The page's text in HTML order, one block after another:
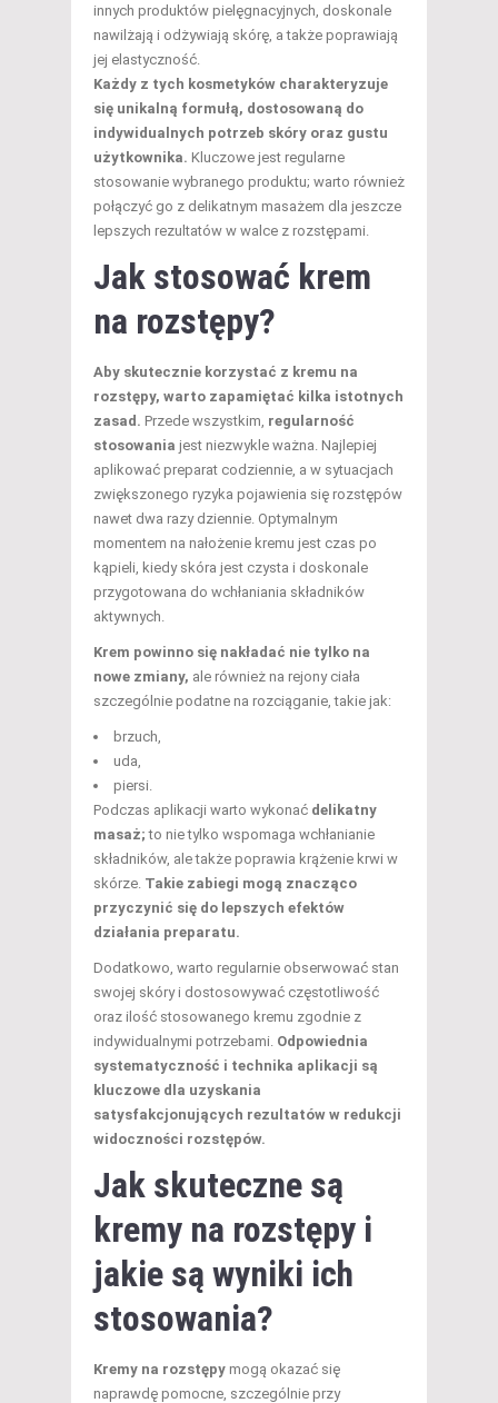
innych produktów pielęgnacyjnych, doskonale
nawilżają i odżywiają skórę, a także poprawiają
jej elastyczność.
Każdy z tych kosmetyków charakteryzuje
się unikalną formułą, dostosowaną do
indywidualnych potrzeb skóry oraz gustu
użytkownika. Kluczowe jest regularne
stosowanie wybranego produktu; warto również
połączyć go z delikatnym masażem dla jeszcze
lepszych rezultatów w walce z rozstępami.
Jak stosować krem
na rozstępy?
Aby skutecznie korzystać z kremu na
rozstępy, warto zapamiętać kilka istotnych
zasad. Przede wszystkim, regularność
stosowania jest niezwykle ważna. Najlepiej
aplikować preparat codziennie, a w sytuacjach
zwiększonego ryzyka pojawienia się rozstępów
nawet dwa razy dziennie. Optymalnym
momentem na nałożenie kremu jest czas po
kąpieli, kiedy skóra jest czysta i doskonale
przygotowana do wchłaniania składników
aktywnych.
Krem powinno się nakładać nie tylko na
nowe zmiany, ale również na rejony ciała
szczególnie podatne na rozciąganie, takie jak:
brzuch,
uda,
piersi.
Podczas aplikacji warto wykonać delikatny
masaż; to nie tylko wspomaga wchłanianie
składników, ale także poprawia krążenie krwi w
skórze. Takie zabiegi mogą znacząco
przyczynić się do lepszych efektów
działania preparatu.
Dodatkowo, warto regularnie obserwować stan
swojej skóry i dostosowywać częstotliwość
oraz ilość stosowanego kremu zgodnie z
indywidualnymi potrzebami. Odpowiednia
systematyczność i technika aplikacji są
kluczowe dla uzyskania
satysfakcjonujących rezultatów w redukcji
widoczności rozstępów.
Jak skuteczne są
kremy na rozstępy i
jakie są wyniki ich
stosowania?
Kremy na rozstępy mogą okazać się
naprawdę pomocne, szczególnie przy